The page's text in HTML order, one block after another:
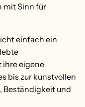
mit Sinn für
einfach ein
ihre eigene
bis zur kunstvollen
Beständigkeit und